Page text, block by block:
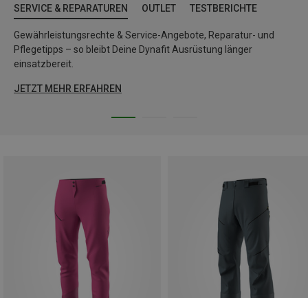
SERVICE & REPARATUREN OUTLET TESTBERICHTE
Gewährleistungsrechte & Service-Angebote, Reparatur- und
Pflegetipps – so bleibt Deine Dynafit Ausrüstung länger
einsatzbereit.
JETZT MEHR ERFAHREN